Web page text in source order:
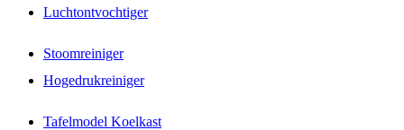
Luchtontvochtiger
Stoomreiniger
Hogedrukreiniger
Tafelmodel Koelkast